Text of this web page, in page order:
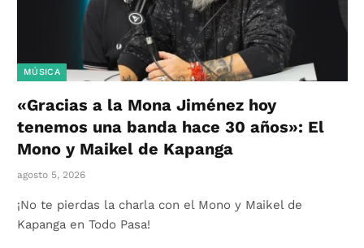
MÚSICA
«Gracias a la Mona Jiménez hoy
tenemos una banda hace 30 años»: El
Mono y Maikel de Kapanga
agosto 5, 2026
¡No te pierdas la charla con el Mono y Maikel de
Kapanga en Todo Pasa!